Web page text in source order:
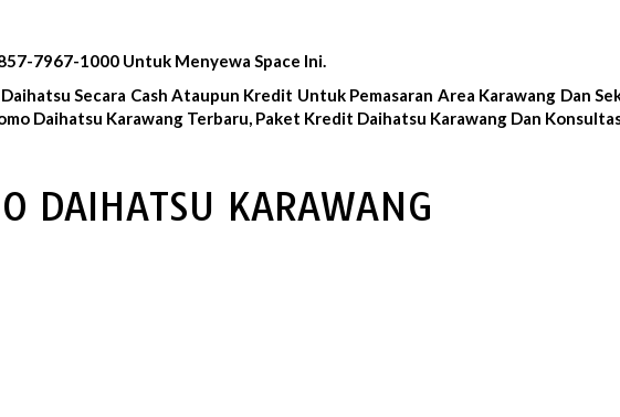
7967-1000 Untuk Menyewa Space Ini.
Secara Cash Ataupun Kredit Untuk Pemasaran Area Karawang Dan
Daihatsu Karawang Terbaru, Paket Kredit Daihatsu Karawang Dan
DAIHATSU KARAWANG